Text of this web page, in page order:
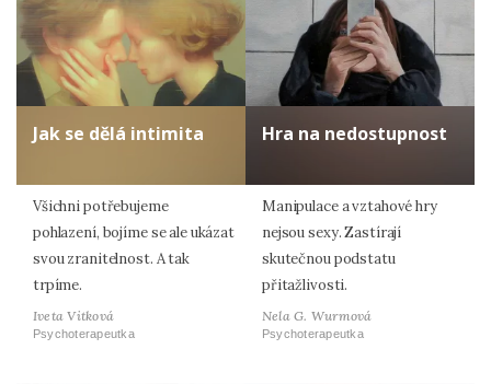
Jak se dělá intimita
Všichni potřebujeme
pohlazení, bojíme se ale ukázat
svou zranitelnost. A tak
trpíme.
Iveta Vitková
Psychoterapeutka
Hra na nedostupnost
Manipulace a vztahové hry
nejsou sexy. Zastírají
skutečnou podstatu
přitažlivosti.
Nela G. Wurmová
Psychoterapeutka